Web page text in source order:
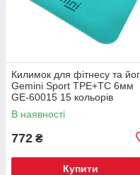
Килимок для фітнесу та
Gemini Sport TPE+TC 6мм
GE-60015 15 кольорів
В наявності
772 ₴
Купити